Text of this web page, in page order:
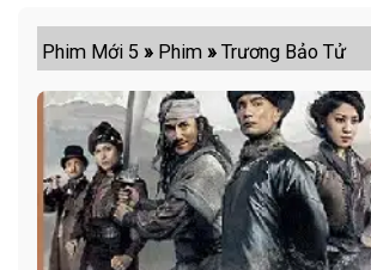
Phim Mới 5 » Phim »Trương Bảo Tử